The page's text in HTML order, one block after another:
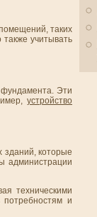
таких
учитывать
фундамента. Эти
устройство
зданий, которые
администрации
техническими
и